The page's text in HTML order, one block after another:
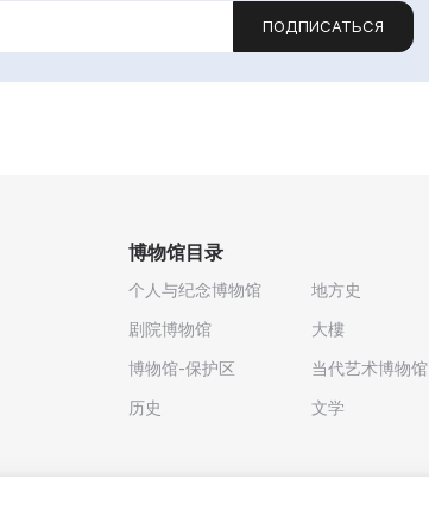
ПОДПИСАТЬСЯ
博物馆目录
个人与纪念博物馆
剧院博物馆
博物馆-保护区
历史
地方史
大樓
当代艺术博物馆
文学